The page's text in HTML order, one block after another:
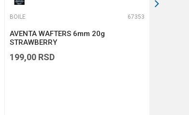
BOILE 67353
AVENTA WAFTERS 6mm 20g
STRAWBERRY
199,00 RSD